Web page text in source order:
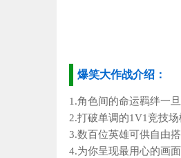
爆笑大作战介绍：
1.角色间的命运羁绊一
2.打破单调的1V1竞技
3.数百位英雄可供自由
4.为你呈现最用心的画